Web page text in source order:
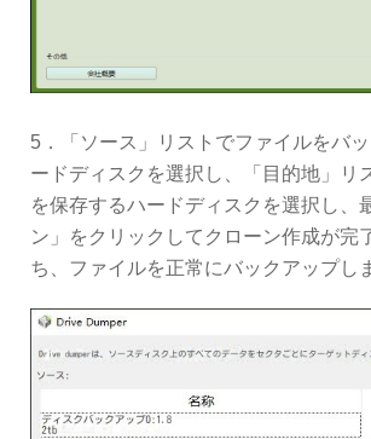
5．「ソース」リストでファイルをバ
ードディスクを選択し、「目的地」リ
を保存するハードディスクを選択し、
ン」をクリックしてクローン作成が完
ち、ファイルを正常にバックアップし